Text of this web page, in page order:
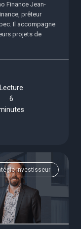
Finance Jean-
prêteur
Il accompagne
projets de
Lecture
6
investisseur